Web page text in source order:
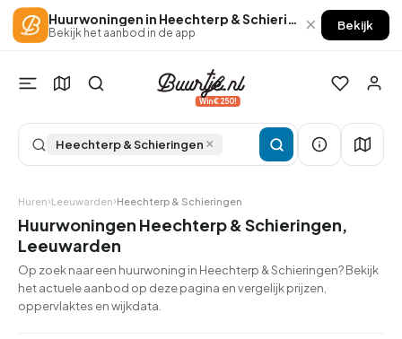
Bekijk het aanbod in de app × Bekijk
Win €250!
Heechterp & Schieringen ×
Huren Leeuwarden Heechterp & Schieringen
Huurwoningen Heechterp & Schieringen,
Leeuwarden
Op zoek naar een huurwoning in Heechterp & Schieringen? Bekijk
het actuele aanbod op deze pagina en vergelijk prijzen,
oppervlaktes en wijkdata.